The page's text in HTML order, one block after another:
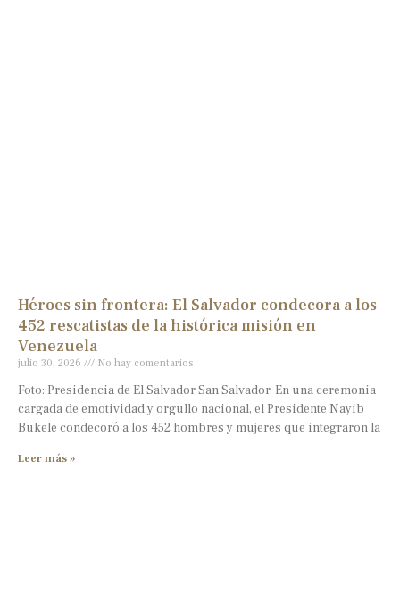
Héroes sin frontera: El Salvador condecora a los
452 rescatistas de la histórica misión en
Venezuela
julio 30, 2026 No hay comentarios
Foto: Presidencia de El Salvador San Salvador. En una ceremonia
cargada de emotividad y orgullo nacional, el Presidente Nayib
Bukele condecoró a los 452 hombres y mujeres que integraron la
Leer más »